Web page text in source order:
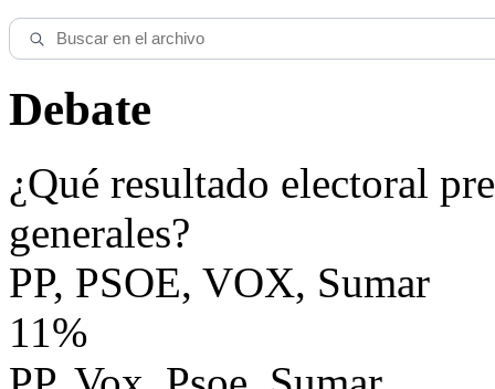
Debate
¿Qué resultado electoral
generales?
PP, PSOE, VOX, Sumar
11%